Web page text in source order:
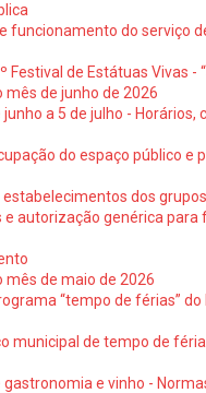
funcionamento do serviço
de Estátuas Vivas -
mês de junho de 2026
a 5 de julho -
do espaço público e
dos
autorização genérica para
mês de maio de 2026
“tempo de férias”
municipal de tempo de
e vinho -